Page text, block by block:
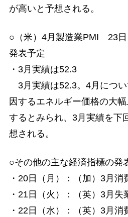
が高いと予想される。
○（米）4月製造業PMI 23日
発表予定
・3月実績は52.3
3月実績は52.3。4月につ
因するエネルギー価格の大
するとみられ、3月実績を下
想される。
○その他の主な経済指標の発
・20日（月）：（加）3月消
・21日（火）：（英）3月失
・22日（水）：（英）3月消